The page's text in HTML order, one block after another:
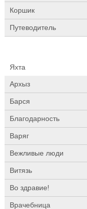
Коршик
Путеводитель
Яхта
Архыз
Барся
Благодарность
Варяг
Вежливые люди
Витязь
Во здравие!
Врачебница